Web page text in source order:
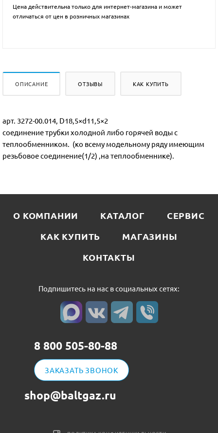
Цена действительна только для интернет-магазина и может
отличаться от цен в розничных магазинах
ОПИСАНИЕ ОТЗЫВЫ КАК КУПИТЬ
арт. 3272-00.014, D18,5×d11,5×2
соединение трубки холодной либо горячей воды с
теплообменником. (ко всему модельному ряду имеющим
резьбовое соединение(1/2) ,на теплообменнике).
О КОМПАНИИ КАТАЛОГ
СЕРВИС
КАК КУПИТЬ
МАГАЗИНЫ
КОНТАКТЫ
Подпишитесь на нас в социальных сетях:
8 800 505-80-88
ЗАКАЗАТЬ ЗВОНОК
shop@baltgaz.ru